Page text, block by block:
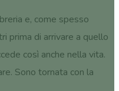
e, come spesso
prima di arrivare a quello
così anche nella vita.
Sono tornata con la